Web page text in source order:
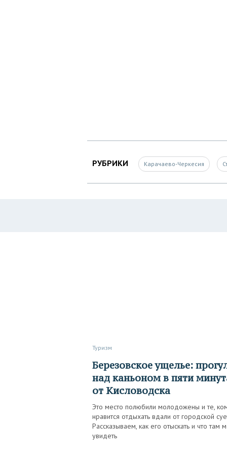
РУБРИКИ Карачаево-Черкесия
Туризм
Березовское ущелье: прогулка
над каньоном в пяти
от Кисловодска
Это место полюбили молодожены и те,
нравится отдыхать вдали от городской
Рассказываем, как его отыскать и что там
увидеть